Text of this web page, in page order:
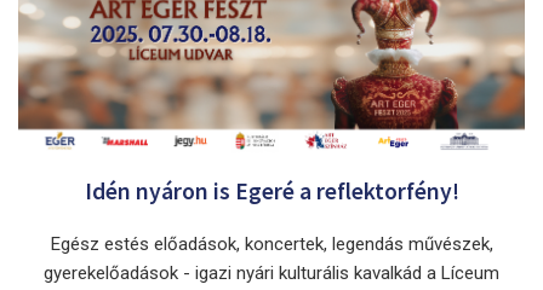
Idén nyáron is Egeré a reflektorfény!
Egész estés előadások, koncertek, legendás művészek,
gyerekelőadások - igazi nyári kulturális kavalkád a Líceum